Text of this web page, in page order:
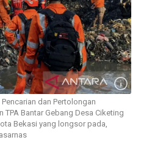
dan Pertolongan
Bantar Gebang Desa Ciketing
Bekasi yang longsor pada,